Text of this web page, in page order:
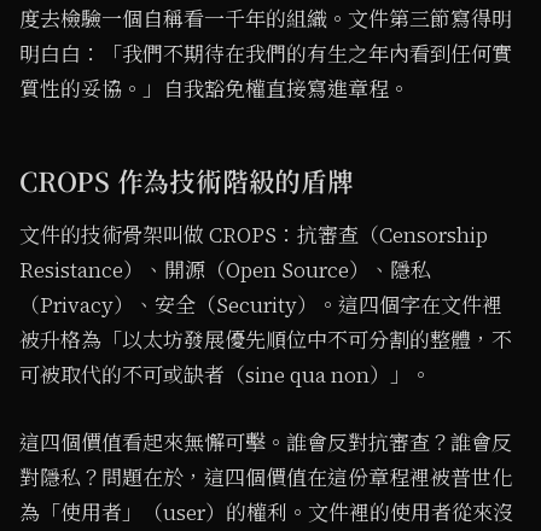
度去檢驗一個自稱看一千年的組織。文件第三節寫得明
明白白：「我們不期待在我們的有生之年內看到任何實
質性的妥協。」自我豁免權直接寫進章程。
CROPS 作為技術階級的盾牌
文件的技術骨架叫做 CROPS：抗審查（Censorship
Resistance）、開源（Open Source）、隱私
（Privacy）、安全（Security）。這四個字在文件裡
被升格為「以太坊發展優先順位中不可分割的整體，不
可被取代的不可或缺者（sine qua non）」。
這四個價值看起來無懈可擊。誰會反對抗審查？誰會反
對隱私？問題在於，這四個價值在這份章程裡被普世化
為「使用者」（user）的權利。文件裡的使用者從來沒